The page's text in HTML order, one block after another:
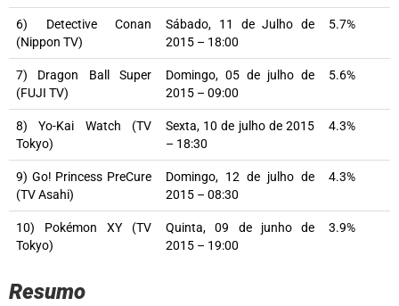
6) Detective Conan
(Nippon TV)
Sábado, 11 de Julho de
2015 – 18:00
5.7%
7) Dragon Ball Super
(FUJI TV)
Domingo, 05 de julho de
2015 – 09:00
5.6%
8) Yo-Kai Watch (TV
Tokyo)
Sexta, 10 de julho de 2015
– 18:30
4.3%
9) Go! Princess PreCure
(TV Asahi)
Domingo, 12 de julho de
2015 – 08:30
4.3%
10) Pokémon XY (TV
Tokyo)
Quinta, 09 de junho de
2015 – 19:00
3.9%
Resumo